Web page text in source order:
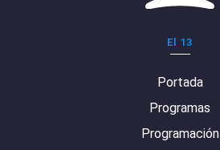
El 13
Portada
Programas
Programación